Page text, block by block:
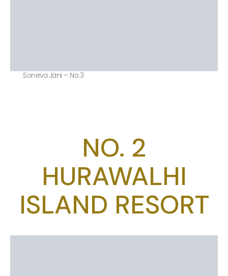
Soneva Jani – No.3
NO. 2
HURAWALHI
ISLAND RESORT